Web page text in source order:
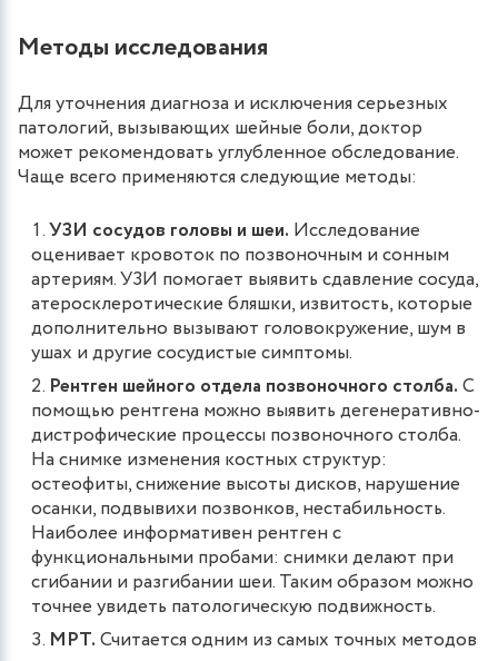
Методы исследования
Для уточнения диагноза и исключения серьезных
патологий, вызывающих шейные боли, доктор
может рекомендовать углубленное обследование.
Чаще всего применяются следующие методы:
УЗИ сосудов головы и шеи. Исследование
оценивает кровоток по позвоночным и сонным
артериям. УЗИ помогает выявить сдавление сосуда,
атеросклеротические бляшки, извитость, которые
дополнительно вызывают головокружение, шум в
ушах и другие сосудистые симптомы.
Рентген шейного отдела позвоночного столба. С
помощью рентгена можно выявить дегенеративно-
дистрофические процессы позвоночного столба.
На снимке изменения костных структур:
остеофиты, снижение высоты дисков, нарушение
осанки, подвывихи позвонков, нестабильность.
Наиболее информативен рентген с
функциональными пробами: снимки делают при
сгибании и разгибании шеи. Таким образом можно
точнее увидеть патологическую подвижность.
МРТ. Считается одним из самых точных методов